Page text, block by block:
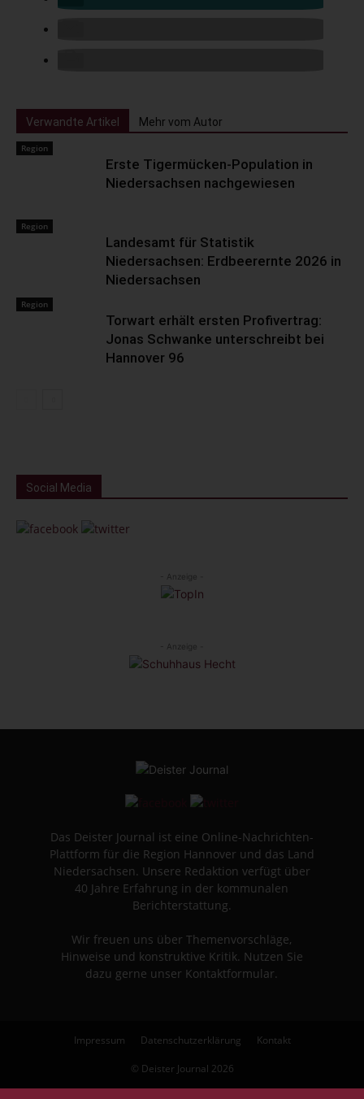
Verwandte Artikel Mehr vom Autor
Region
Erste Tigermücken-Population in
Niedersachsen nachgewiesen
Region
Landesamt für Statistik
Niedersachsen: Erdbeerernte 2026 in
Niedersachsen
Region
Torwart erhält ersten Profivertrag:
Jonas Schwanke unterschreibt bei
Hannover 96
Social Media
- Anzeige -
- Anzeige -
Das Deister Journal ist eine Online-Nachrichten-
Plattform für die Region Hannover und das Land
Niedersachsen. Unsere Redaktion verfügt über
40 Jahre Erfahrung in der kommunalen
Berichterstattung.
Wir freuen uns über Themenvorschläge,
Hinweise und konstruktive Kritik. Nutzen Sie
dazu gerne unser Kontaktformular.
Impressum Datenschutzerklärung Kontakt
© Deister Journal 2026